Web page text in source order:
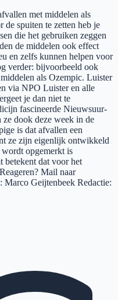
met middelen als
spuiten te zetten heb je
die het gebruiken zeggen
de middelen ook effect
en zelfs kunnen helpen voor
verder: bijvoorbeeld ook
als Ozempic. Luister
via NPO Luister en alle
je dan niet te
fascineerde Nieuwsuur-
dook deze week in de
is dat afvallen een
ze zijn eigenlijk ontwikkeld
opgemerkt is
betekent dat voor het
Mail naar
Marco Geijtenbeek Redactie: